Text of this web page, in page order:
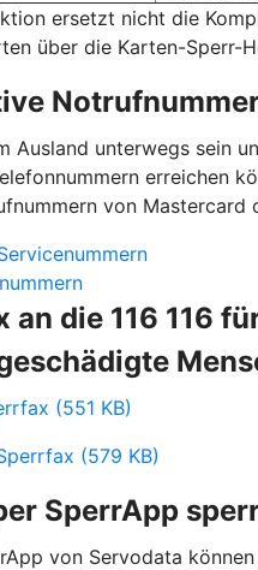
ersetzt nicht die
über die Karten-Sperr-
Ausland unterwegs sein
erreichen
von Mastercard
an die 116 116
(551 KB)
(579 KB)
SperrApp
von Servodata können